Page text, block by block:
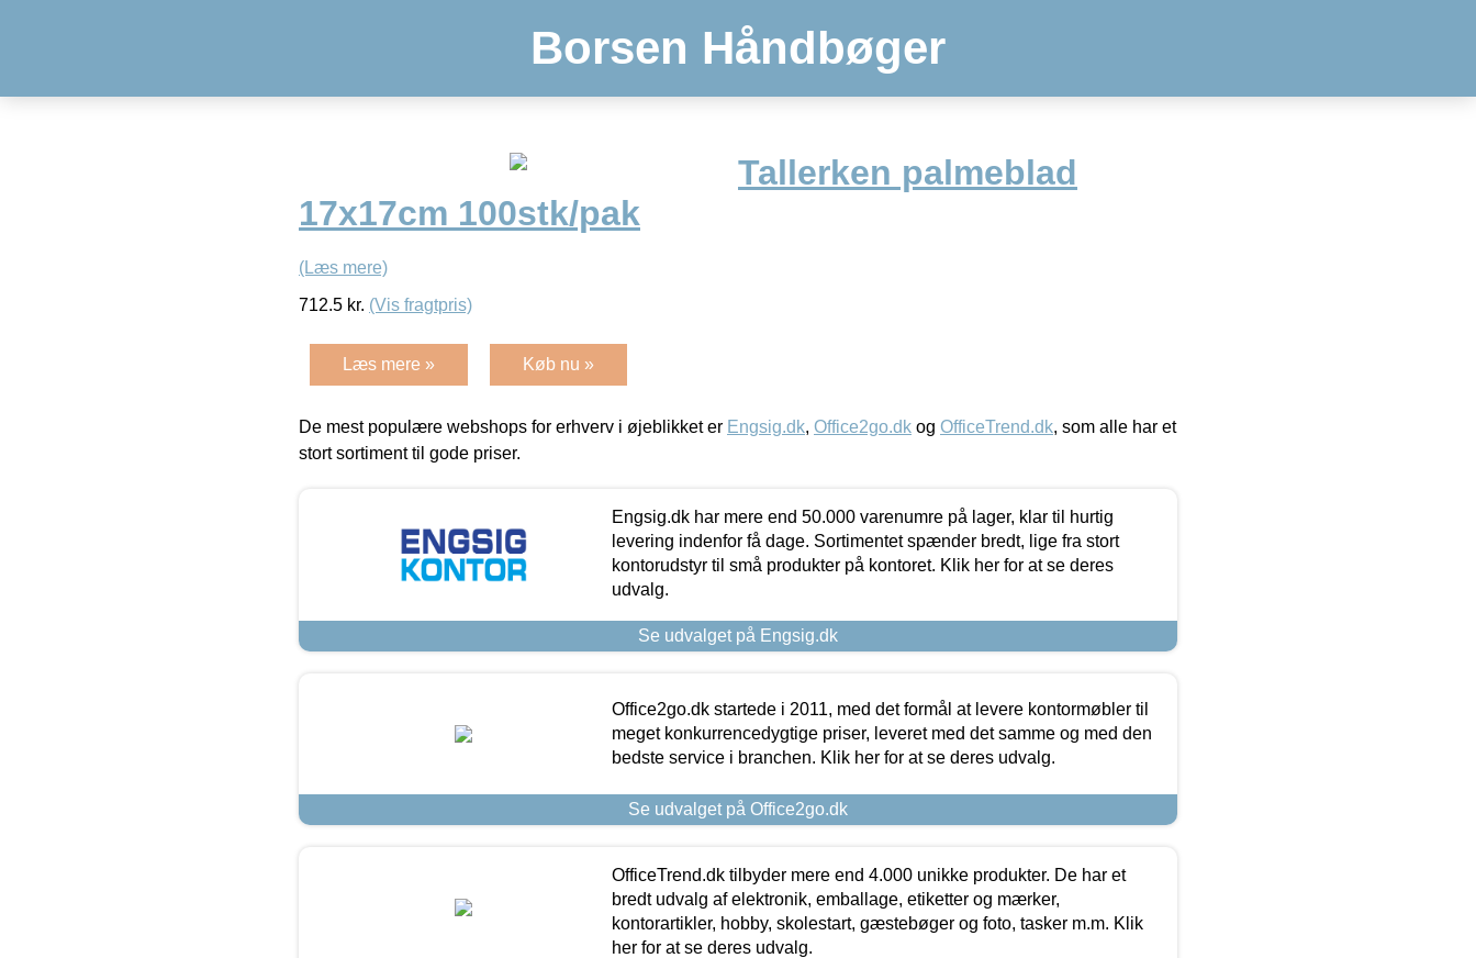
Borsen Håndbøger
Tallerken palmeblad
17x17cm 100stk/pak
(Læs mere)
712.5 kr. (Vis fragtpris)
Læs mere » Køb nu »
De mest populære webshops for erhverv i øjeblikket er Engsig.dk, Office2go.dk og OfficeTrend.dk, som alle har et
stort sortiment til gode priser.
Engsig.dk har mere end 50.000 varenumre på lager, klar til hurtig
levering indenfor få dage. Sortimentet spænder bredt, lige fra stort
kontorudstyr til små produkter på kontoret. Klik her for at se deres
udvalg.
Se udvalget på Engsig.dk
Office2go.dk startede i 2011, med det formål at levere kontormøbler til
meget konkurrencedygtige priser, leveret med det samme og med den
bedste service i branchen. Klik her for at se deres udvalg.
Se udvalget på Office2go.dk
OfficeTrend.dk tilbyder mere end 4.000 unikke produkter. De har et
bredt udvalg af elektronik, emballage, etiketter og mærker,
kontorartikler, hobby, skolestart, gæstebøger og foto, tasker m.m. Klik
her for at se deres udvalg.